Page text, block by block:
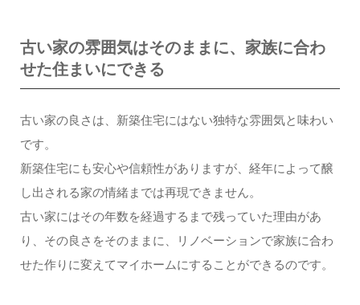
古い家の雰囲気はそのままに、家族に合わ
せた住まいにできる
古い家の良さは、新築住宅にはない独特な雰囲気と味わい
です。
新築住宅にも安心や信頼性がありますが、経年によって醸
し出される家の情緒までは再現できません。
古い家にはその年数を経過するまで残っていた理由があ
り、その良さをそのままに、リノベーションで家族に合わ
せた作りに変えてマイホームにすることができるのです。